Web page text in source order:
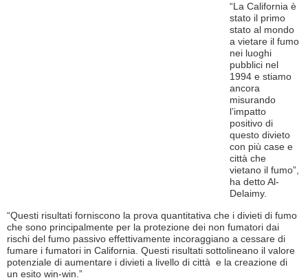
“La California è
stato il primo
stato al mondo
a vietare il fumo
nei luoghi
pubblici nel
1994 e stiamo
ancora
misurando
l’impatto
positivo di
questo divieto
con più case e
città che
vietano il fumo”,
ha detto Al-
Delaimy.
“Questi risultati forniscono la prova quantitativa che i divieti di fumo
che sono principalmente per la protezione dei non fumatori dai
rischi del fumo passivo effettivamente incoraggiano a cessare di
fumare i fumatori in California. Questi risultati sottolineano il valore
potenziale di aumentare i divieti a livello di città e la creazione di
un esito win-win.”